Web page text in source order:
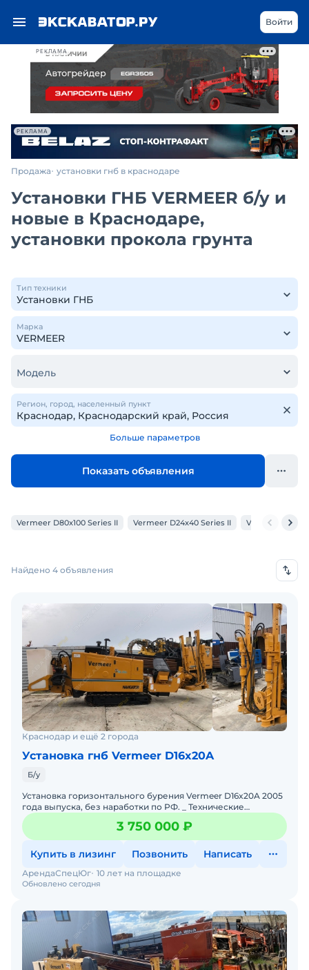
РЕКЛАМА
Войти
РЕКЛАМА
Продажа установки гнб в краснодаре
Установки ГНБ VERMEER б/у и
новые в Краснодаре,
установки прокола грунта
Тип техники
Марка
Модель
Регион, город, населенный пункт
Больше параметров
Показать объявления
Vermeer D80x100 Series II Vermeer D24x40 Series II Vermeer
Найдено 4 объявления
Краснодар и ещё 2 города
Установка гнб Vermeer D16x20A
Б/у
Установка горизонтального бурения Vermeer D16x20A 2005
года выпуска, без наработки по РФ. _ Технические
характеристики Vermeer D16x20A: Двигатель - Cummins 3
3 750 000 ₽
Купить в лизинг Позвонить Написать
Обновлено сегодня
АрендаСпецЮг 10 лет на площадке